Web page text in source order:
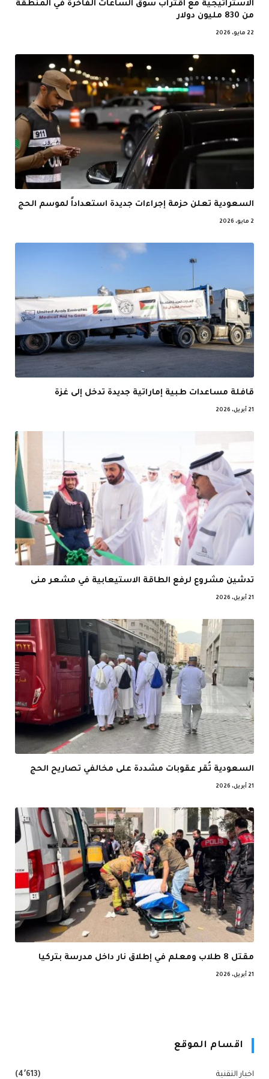
الاستراتيجية مع اقتراب سوق الساعات الفاخرة في المنطقة
من 830 مليون دولار
22 مايو، 2026
السعودية تعلن حزمة إجراءات جديدة استعداداً لموسم الحج
2 مايو، 2026
قافلة مساعدات طبية إماراتية جديدة تدخل إلى غزة
21 أبريل، 2026
تدشين مشروع لرفع الطاقة الاستيعابية في مشعر منى
21 أبريل، 2026
السعودية تُقر عقوبات مشددة على مخالفي تصاريح الحج
21 أبريل، 2026
مقتل 8 طلاب ومعلم في إطلاق نار داخل مدرسة بتركيا
21 أبريل، 2026
اقسام الموقع
اخبار التقنية (4٬613)